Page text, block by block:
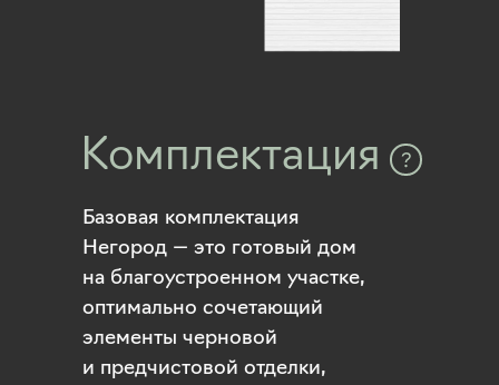
Комплектация
Базовая комплектация
Негород — это готовый дом
на благоустроенном участке,
оптимально сочетающий
элементы черновой
и предчистовой отделки,